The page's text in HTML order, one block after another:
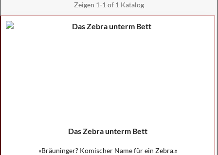
Zeigen 1-1 of 1 Katalog
Das Zebra unterm Bett
»Bräuninger? Komischer Name für ein Zebra.«